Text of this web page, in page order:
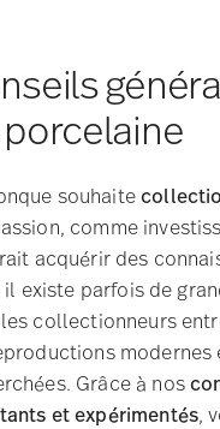
souhaite
comme
acquérir des
il existe parfois de
collectionneurs
Grâce à nos
et expérimentés,